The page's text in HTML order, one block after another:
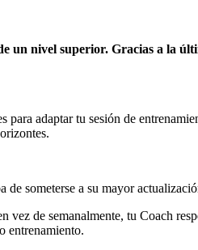
un nivel superior. Gracias a la
adaptar tu sesión de
de someterse a su mayor
vez de semanalmente, tu Coach
entrenamiento.